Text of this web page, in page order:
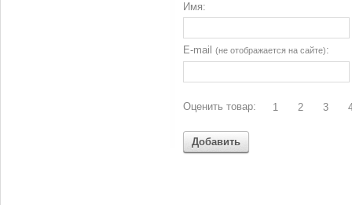
Имя:
E-mail (не отображается на сайте):
Оценить товар: 1 2 3
Добавить